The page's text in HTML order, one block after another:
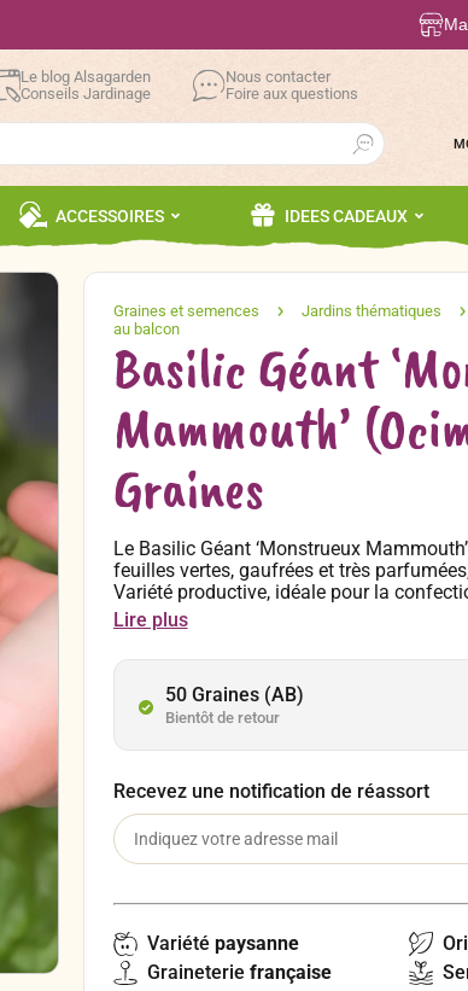
Le blog Alsagarden
Conseils Jardinage
Nous contacter
Foire aux questions
Search Button
ACCESSOIRES IDEES CADEAUX
Basilic Géant
Mammouth’
Graines
Le Basilic Géant ‘Monstrueux
feuilles vertes, gaufrées et très
Variété productive, idéale pour la
tout au long de la saison. Pensez à
les fleurs se forment courant d’été afin de
Lire plus
50 Graines (AB)
Bientôt de retour
Recevez une notification de réassort
Variété paysanne
Graineterie française